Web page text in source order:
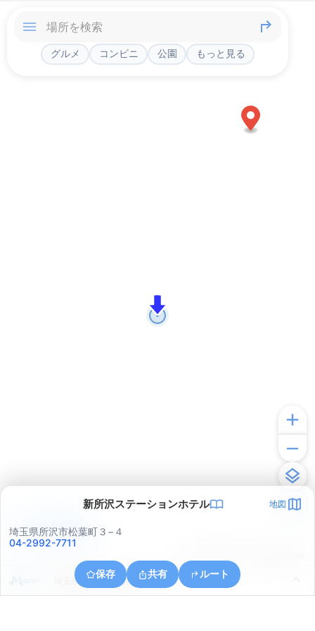
グルメ コンビニ 公園 もっと見る
新所沢ステーションホテル 地図
埼玉県所沢市松葉町３−４
04-2992-7711
保存 共有 ルート
埼玉県所沢市上新井５丁目４７
アプリで見る